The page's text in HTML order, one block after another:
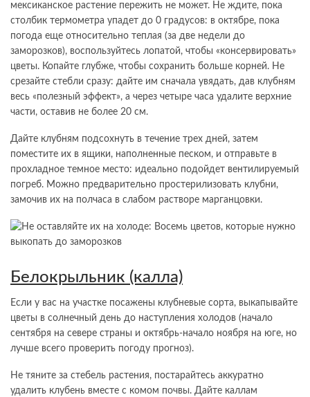
мексиканское растение пережить не может. Не ждите, пока
столбик термометра упадет до 0 градусов: в октябре, пока
погода еще относительно теплая (за две недели до
заморозков), воспользуйтесь лопатой, чтобы «консервировать»
цветы. Копайте глубже, чтобы сохранить больше корней. Не
срезайте стебли сразу: дайте им сначала увядать, дав клубням
весь «полезный эффект», а через четыре часа удалите верхние
части, оставив не более 20 см.
Дайте клубням подсохнуть в течение трех дней, затем
поместите их в ящики, наполненные песком, и отправьте в
прохладное темное место: идеально подойдет вентилируемый
погреб. Можно предварительно простерилизовать клубни,
замочив их на полчаса в слабом растворе марганцовки.
Белокрыльник (калла)
Если у вас на участке посажены клубневые сорта, выкапывайте
цветы в солнечный день до наступления холодов (начало
сентября на севере страны и октябрь-начало ноября на юге, но
лучше всего проверить погоду прогноз).
Не тяните за стебель растения, постарайтесь аккуратно
удалить клубень вместе с комом почвы. Дайте каллам